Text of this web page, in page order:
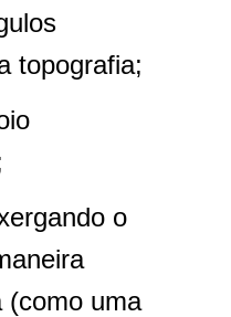
topografia;
o
(como uma